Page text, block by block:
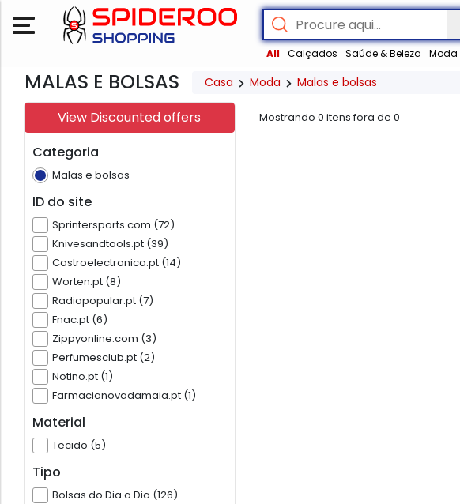
All Calçados Saúde & Beleza Moda
MALAS E BOLSAS Casa Moda Malas e bolsas
View Discounted offers
Categoria
Malas e bolsas
ID do site
Sprintersports.com (72)
Knivesandtools.pt (39)
Castroelectronica.pt (14)
Worten.pt (8)
Radiopopular.pt (7)
Fnac.pt (6)
Zippyonline.com (3)
Perfumesclub.pt (2)
Notino.pt (1)
Farmacianovadamaia.pt (1)
Material
Tecido (5)
Tipo
Bolsas do Dia a Dia (126)
Mostrando 0 itens fora de 0